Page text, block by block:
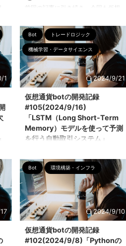
前回の記事に引き続き、今回も仮想
す。 今回は「機械学習を用いた価格
予測botの雛形」を作成しました。 解
決したかったこと ・機械学習アルゴ
リズムの構造の理解 ・機械学習アル
ゴリズムと注文執行アルゴリズムの
統合 ・実装に向けて必要な知識と経
験の蓄積 価格予測のアルゴリズムの
雛形 仮想通貨の価格予測アルゴリズ
ムを構築するには、取引所からデー
タを取得し、そのデータをもとにマ
シンラーニングアルゴリズムを使っ
て価格予測を行うことが基本となり
1
Bot トレードロジック
機械学習・データサイエンス
2024/9/21
仮想通貨botの開発記録
#105(2024/9/16)
「LSTM（Long Short-Term
Memory）モデルを使って予測
を行う自動取引システム」
通貨botの開発状況をまとめていきま
す。 今回は「LSTM（Long Short-
Term Memory）モデルを使って予測
を行う自動取引システム」について
まとめました。 きっかけになったの
は@blog_ukiさんのポストでした。
今週のYoutube更新は明日月曜日とな
ります。Momentum Transformer最
終回ということで、以下の論文を紹
Bot 環境構築・インフラ
2024/9/10
仮想通貨botの開発記録
#102(2024/9/8)「Pythonの